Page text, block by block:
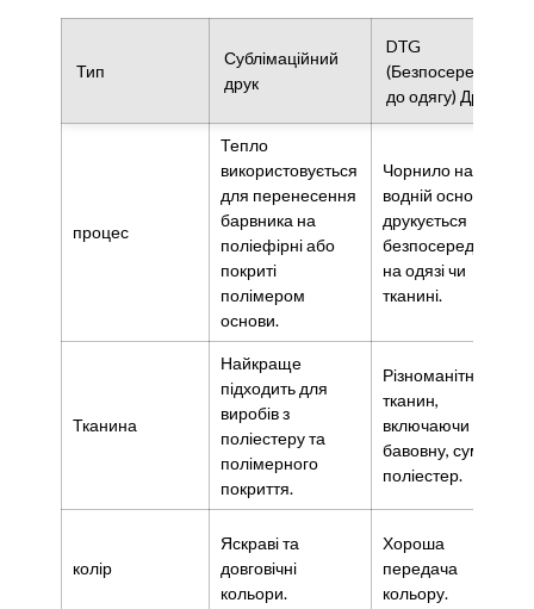
Тип
Сублімаційний
друк
DTG
(Безпосередньо
до одягу) Друк
процес
Тепло
використовується
для перенесення
барвника на
поліефірні або
покриті
полімером
основи.
Чорнило на
водній основі
друкується
безпосередньо
на одязі чи
тканині.
Тканина
Найкраще
підходить для
виробів з
поліестеру та
полімерного
покриття.
Різноманітність
тканин,
включаючи
бавовну, суміші, і
поліестер.
колір
Яскраві та
довговічні
кольори.
Хороша
передача
кольору.